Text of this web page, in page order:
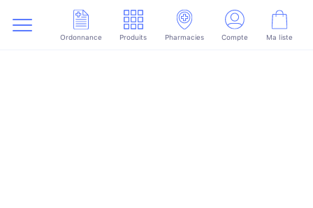
Ordonnance Produits Pharmacies Compte Ma liste